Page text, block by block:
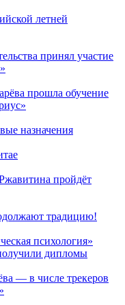
летней
принял участие
прошла обучение
назначения
пройдёт
традицию!
психология»
дипломы
— в числе трекеров